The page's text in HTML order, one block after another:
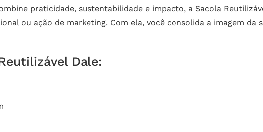
praticidade, sustentabilidade e impacto, a Sacola
ou ação de marketing. Com ela, você consolida a imagem da
Dale: